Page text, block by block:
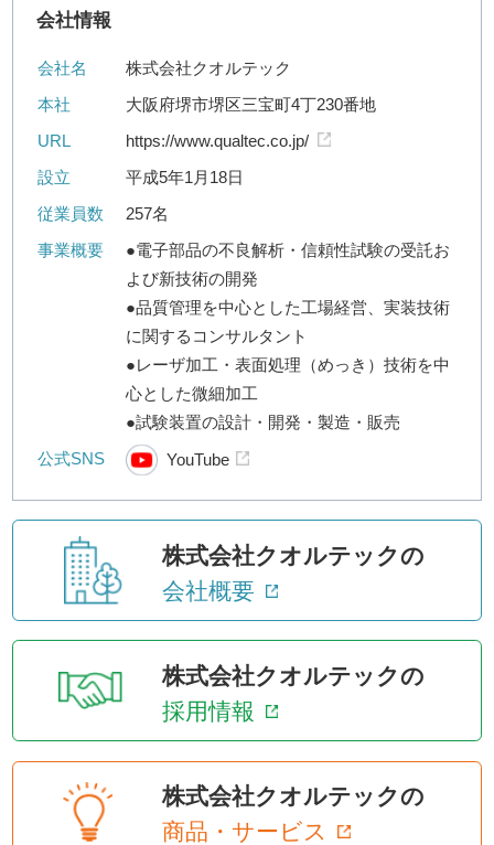
会社情報
会社名
株式会社クオルテック
本社
大阪府堺市堺区三宝町4丁230番地
URL
https://www.qualtec.co.jp/
設立
平成5年1月18日
従業員数
257名
事業概要
●電子部品の不良解析・信頼性試験の受託お
よび新技術の開発
●品質管理を中心とした工場経営、実装技術
に関するコンサルタント
●レーザ加工・表面処理（めっき）技術を中
心とした微細加工
●試験装置の設計・開発・製造・販売
公式SNS
YouTube
株式会社クオルテックの
会社概要
株式会社クオルテックの
採用情報
株式会社クオルテックの
商品・サービス